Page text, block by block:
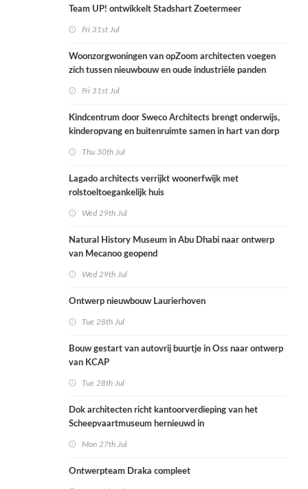
Team UP! ontwikkelt Stadshart Zoetermeer
Fri 31st Jul
Woonzorgwoningen van opZoom architecten voegen
zich tussen nieuwbouw en oude industriële panden
Fri 31st Jul
Kindcentrum door Sweco Architects brengt onderwijs,
kinderopvang en buitenruimte samen in hart van dorp
Thu 30th Jul
Lagado architects verrijkt woonerfwijk met
rolstoeltoegankelijk huis
Wed 29th Jul
Natural History Museum in Abu Dhabi naar ontwerp
van Mecanoo geopend
Wed 29th Jul
Ontwerp nieuwbouw Laurierhoven
Tue 28th Jul
Bouw gestart van autovrij buurtje in Oss naar ontwerp
van KCAP
Tue 28th Jul
Dok architecten richt kantoorverdieping van het
Scheepvaartmuseum hernieuwd in
Mon 27th Jul
Ontwerpteam Draka compleet